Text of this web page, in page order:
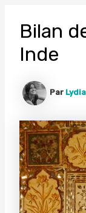
Bilan
Inde
Par Lydia